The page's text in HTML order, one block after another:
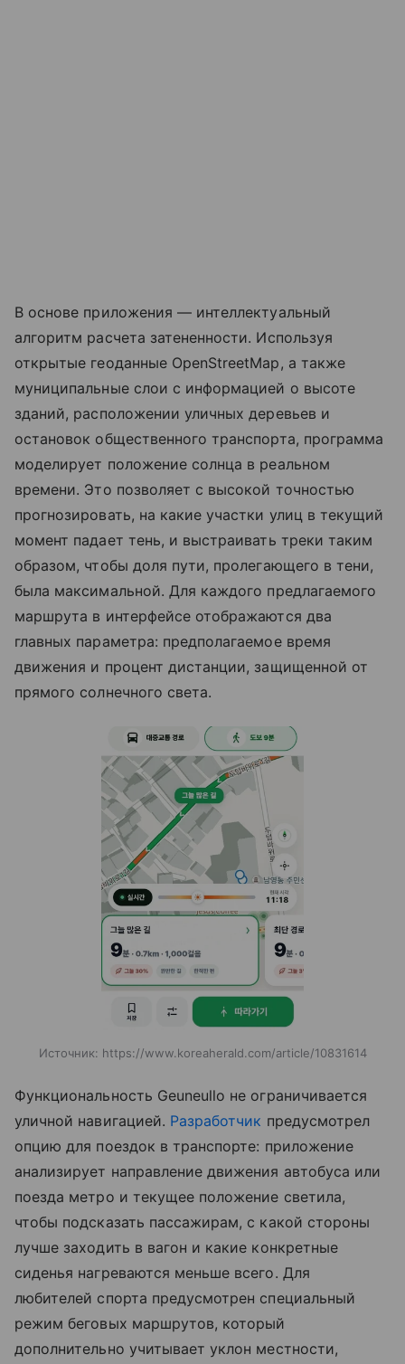
В основе приложения — интеллектуальный
алгоритм расчета затененности. Используя
открытые геоданные OpenStreetMap, а также
муниципальные слои с информацией о высоте
зданий, расположении уличных деревьев и
остановок общественного транспорта, программа
моделирует положение солнца в реальном
времени. Это позволяет с высокой точностью
прогнозировать, на какие участки улиц в текущий
момент падает тень, и выстраивать треки таким
образом, чтобы доля пути, пролегающего в тени,
была максимальной. Для каждого предлагаемого
маршрута в интерфейсе отображаются два
главных параметра: предполагаемое время
движения и процент дистанции, защищенной от
прямого солнечного света.
Источник: https://www.koreaherald.com/article/10831614
Функциональность Geuneullo не ограничивается
уличной навигацией. Разработчик предусмотрел
опцию для поездок в транспорте: приложение
анализирует направление движения автобуса или
поезда метро и текущее положение светила,
чтобы подсказать пассажирам, с какой стороны
лучше заходить в вагон и какие конкретные
сиденья нагреваются меньше всего. Для
любителей спорта предусмотрен специальный
режим беговых маршрутов, который
дополнительно учитывает уклон местности,